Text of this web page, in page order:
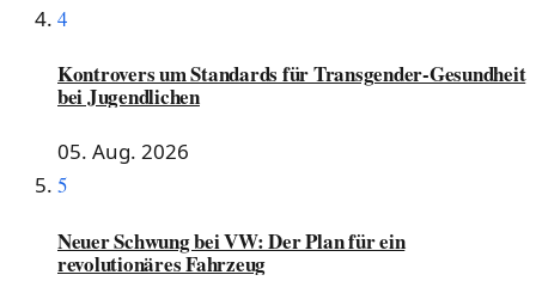
4
Kontrovers um Standards für Transgender-Gesundheit
bei Jugendlichen
05. Aug. 2026
5
Neuer Schwung bei VW: Der Plan für ein
revolutionäres Fahrzeug